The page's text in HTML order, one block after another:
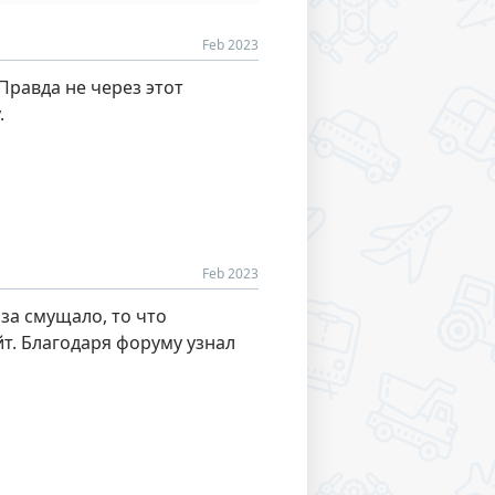
Feb 2023
не через этот
Feb 2023
смущало, то что
Благодаря форуму узнал